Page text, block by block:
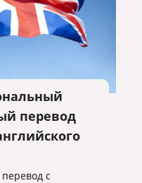
перевод
с